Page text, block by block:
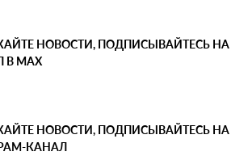
НОВОСТИ, ПОДПИСЫВАЙТЕСЬ НА
MAX
НОВОСТИ, ПОДПИСЫВАЙТЕСЬ НА
КАНАЛ